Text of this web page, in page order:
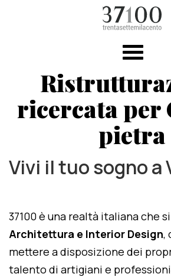
ricercata per
pietra
Vivi il tuo sogno a
37100 è una realtà italiana che
Architettura e Interior Design,
mettere a disposizione dei
talento di artigiani e